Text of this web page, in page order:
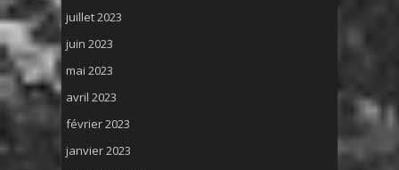
juillet 2023
juin 2023
mai 2023
avril 2023
février 2023
janvier 2023